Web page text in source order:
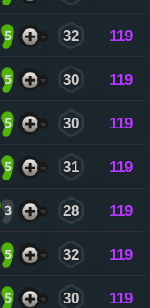
5 32 119
5 30 119
5 30 119
5 31 119
3 28 119
5 32 119
5 30 119